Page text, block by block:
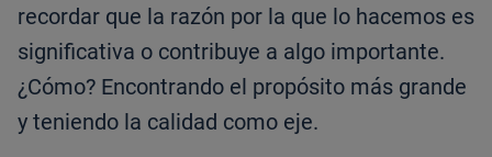
recordar que la razón por la que lo hacemos es
significativa o contribuye a algo importante.
¿Cómo? Encontrando el propósito más grande
y teniendo la calidad como eje.